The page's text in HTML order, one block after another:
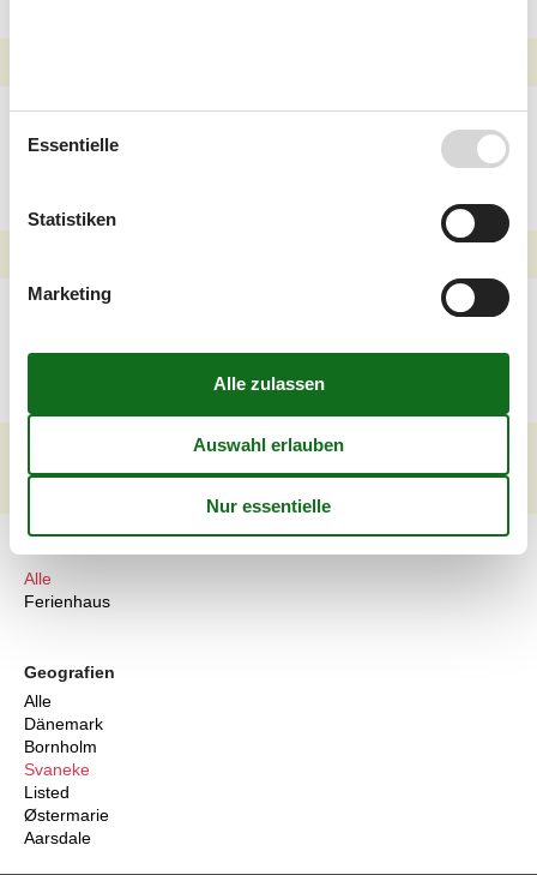
Angler Ferienhäuser
Ferienhäuser Østermarie
willkommen sind
Alle
Ferienhaus
Geografien
Alle
Dänemark
Bornholm
Svaneke
Listed
Østermarie
Aarsdale
Essentielle
Statistiken
Marketing